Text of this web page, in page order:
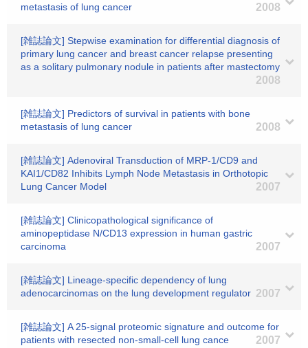
metastasis of lung cancer
2008
[雑誌論文] Stepwise examination for differential diagnosis of
primary lung cancer and breast cancer relapse presenting
as a solitary pulmonary nodule in patients after mastectomy
2008
[雑誌論文] Predictors of survival in patients with bone
metastasis of lung cancer
2008
[雑誌論文] Adenoviral Transduction of MRP-1/CD9 and
KAI1/CD82 Inhibits Lymph Node Metastasis in Orthotopic
Lung Cancer Model
2007
[雑誌論文] Clinicopathological significance of
aminopeptidase N/CD13 expression in human gastric
carcinoma
2007
[雑誌論文] Lineage-specific dependency of lung
adenocarcinomas on the lung development regulator 2007
[雑誌論文] A 25-signal proteomic signature and outcome for
patients with resected non-small-cell lung cance
2007